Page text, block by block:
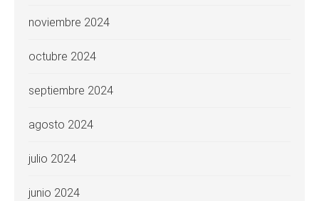
noviembre 2024
octubre 2024
septiembre 2024
agosto 2024
julio 2024
junio 2024